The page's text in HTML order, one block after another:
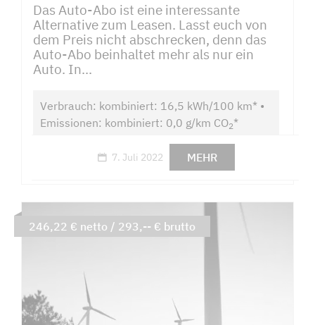
Das Auto-Abo ist eine interessante
Alternative zum Leasen. Lasst euch von
dem Preis nicht abschrecken, denn das
Auto-Abo beinhaltet mehr als nur ein
Auto. In...
Verbrauch: kombiniert: 16,5 kWh/100 km* •
Emissionen: kombiniert: 0,0 g/km CO2*
7. Juli 2022 MEHR
246,22 € netto / 293,-- € brutto